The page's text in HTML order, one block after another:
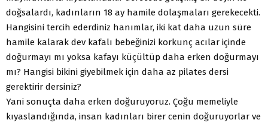
doğsalardı, kadınların 18 ay hamile dolaşmaları gerekecekti.
Hangisini tercih ederdiniz hanımlar, iki kat daha uzun süre
hamile kalarak dev kafalı bebeğinizi korkunç acılar içinde
doğurmayı mı yoksa kafayı küçültüp daha erken doğurmayı
mı? Hangisi bikini giyebilmek için daha az pilates dersi
gerektirir dersiniz?
Yani sonuçta daha erken doğuruyoruz. Çoğu memeliyle
kıyaslandığında, insan kadınları birer cenin doğuruyorlar ve